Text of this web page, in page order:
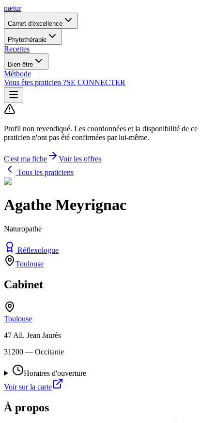
nætur
Carnet d'excellence
Phytothérapie
Recettes
Bien-être
Méthode
Vous êtes praticien ?SE CONNECTER
Profil non revendiqué. Les coordonnées et la disponibilité de ce
praticien n'ont pas été confirmées par lui-même.
C'est ma fiche
Voir les offres
Tous les praticiens
Agathe Meyrignac
Naturopathe
Réflexologue
Toulouse
Cabinet
Toulouse
47 All. Jean Jaurès
31200 — Occitanie
Horaires d'ouverture
Voir sur la carte
À propos